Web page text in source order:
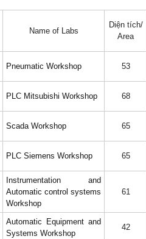
Name of Labs
Diện tích/
Area
Pneumatic Workshop 53
PLC Mitsubishi Workshop 68
Scada Workshop 65
PLC Siemens Workshop 65
Instrumentation and
Automatic control systems
Workshop
61
Automatic Equipment and
Systems Workshop
42